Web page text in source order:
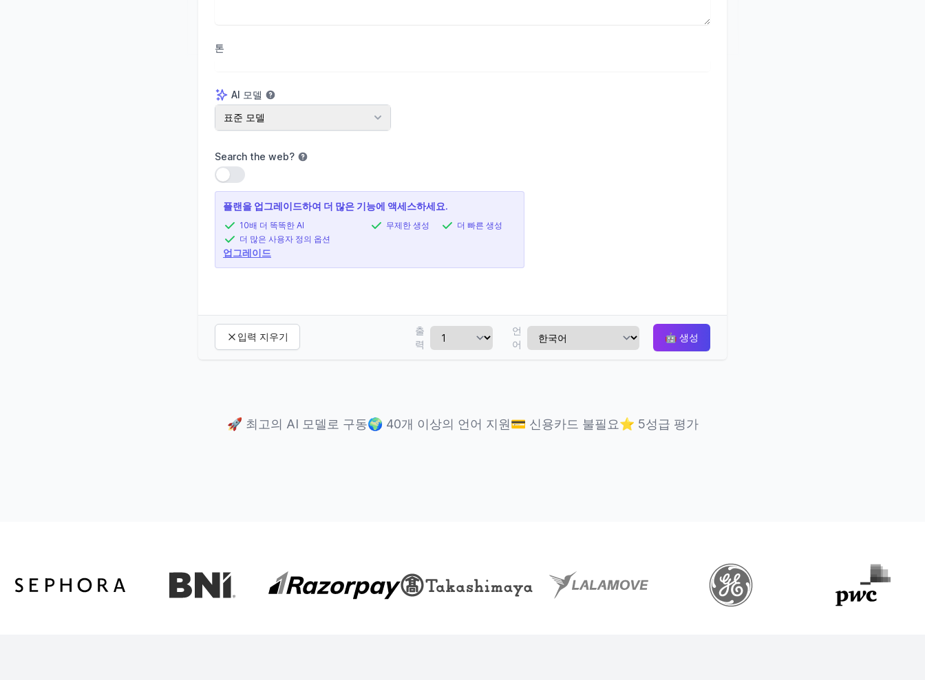
톤
AI 모델
AI 모델
표준 모델
Search the web?
설정 사용
플랜을 업그레이드하여 더 많은 기능에 액세스하세요.
10배 더 똑똑한 AI
더 많은 사용자 정의 옵션
무제한 생성 더 빠른 생성
업그레이드
입력 지우기
출
력
언
어
🤖 생성
🚀 최고의 AI 모델로 구동🌍 40개 이상의 언어 지원💳 신용카드 불필요⭐ 5성급 평가